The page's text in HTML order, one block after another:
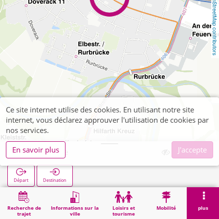
OpenStreetMap contributors
Recherche de
trajet
Informations sur la
ville
Loisirs et
tourisme
Mobilité plus
Rheinstraße
Départ Destination
Démarrage Rheinstraße
Ce site internet utilise des cookies. En utilisant notre site
internet, vous déclarez approuver l'utilisation de cookies par
nos services.
En savoir plus
J'accepte